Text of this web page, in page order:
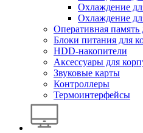
Охлаждение
Охлаждение
Оперативная
Блоки питания для
HDD-накопители
Аксессуары для
Звуковые карты
Контроллеры
Термоинтерфейсы